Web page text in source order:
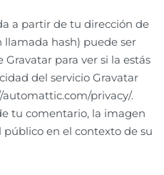
a partir de tu dirección de
hash) puede ser
para ver si la estás
del servicio Gravatar
privacy/.
tu comentario, la imagen
en el contexto de su